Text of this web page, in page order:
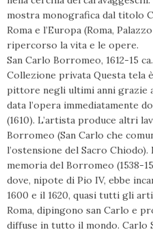
mostra monografica dal titolo
Roma e l’Europa (Roma,
ripercorso la vita e le opere.
San Carlo Borromeo, 1612-15
Collezione privata Questa tela
pittore negli ultimi anni grazie
data l’opera immediatamente
(1610). L’artista produce altri
Borromeo (San Carlo che
l’ostensione del Sacro Chiodo).
memoria del Borromeo (1538-
dove, nipote di Pio IV, ebbe
1600 e il 1620, quasi tutti gli
Roma, dipingono san Carlo e
diffuse in tutto il mondo. Carlo